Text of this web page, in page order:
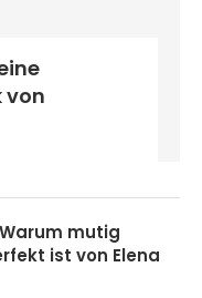
von
mutig
ist von Elena